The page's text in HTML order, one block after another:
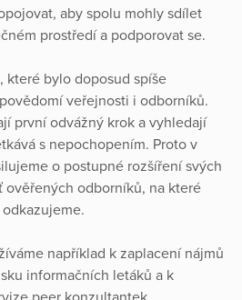
aby spolu mohly sdílet
prostředí a podporovat se.
které bylo doposud spíše
veřejnosti i odborníků.
první odvážný krok a vyhledají
s nepochopením. Proto v
o postupné rozšíření svých
ověřených odborníků, na které
například k zaplacení nájmů
informačních letáků a k